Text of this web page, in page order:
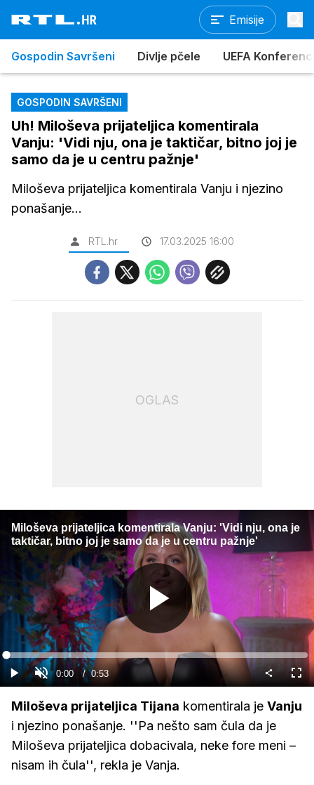
Emisije
Gospodin Savršeni Divlje pčele UEFA
GOSPODIN SAVRŠENI
Uh! Miloševa prijateljica komentirala
Vanju: 'Vidi nju, ona je taktičar, bitno joj je
samo da je u centru pažnje'
Miloševa prijateljica komentirala Vanju i njezino
ponašanje...
RTL.hr 17.03.2025 16:00
OGLAS
Miloševa prijateljica komentirala Vanju: 'Vidi nju, ona je
taktičar, bitno joj je samo da je u centru pažnje'
Gledaj
GledajUpali
zvuk
Current
Time
0:00 / Duration
0:53
Loaded:
0%
Miloševa prijateljica Tijana komentirala je Vanju
i njezino ponašanje. ''Pa nešto sam čula da je
Miloševa prijateljica dobacivala, neke fore meni –
nisam ih čula'', rekla je Vanja.